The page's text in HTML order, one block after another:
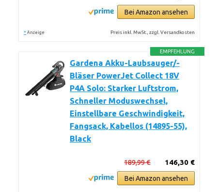
Bei Amazon ansehen
* Anzeige Preis inkl. MwSt., zzgl. Versandkosten
EMPFEHLUNG
Gardena Akku-Laubsauger/-
Bläser PowerJet Collect 18V
P4A Solo: Starker Luftstrom,
Schneller Moduswechsel,
Einstellbare Geschwindigkeit,
Fangsack, Kabellos (14895-55),
Black
146,30 €
189,99 €
Bei Amazon ansehen